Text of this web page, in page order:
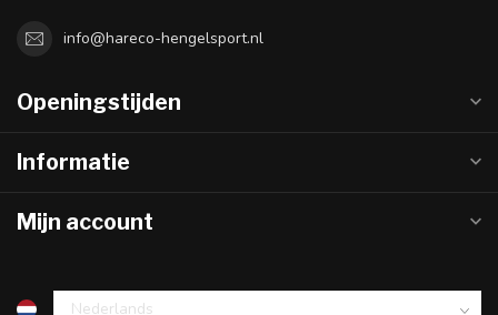
info@hareco-hengelsport.nl
Openingstijden
Informatie
Mijn account